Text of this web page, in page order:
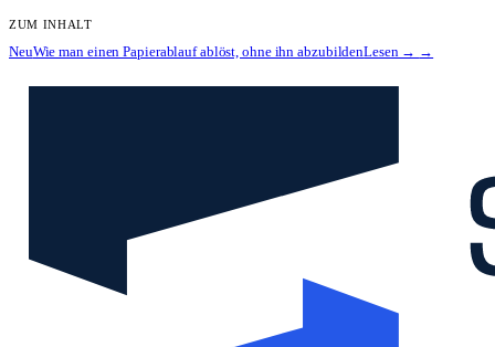
ZUM INHALT
NeuWie man einen Papierablauf ablöst, ohne ihn abzubildenLesen → →